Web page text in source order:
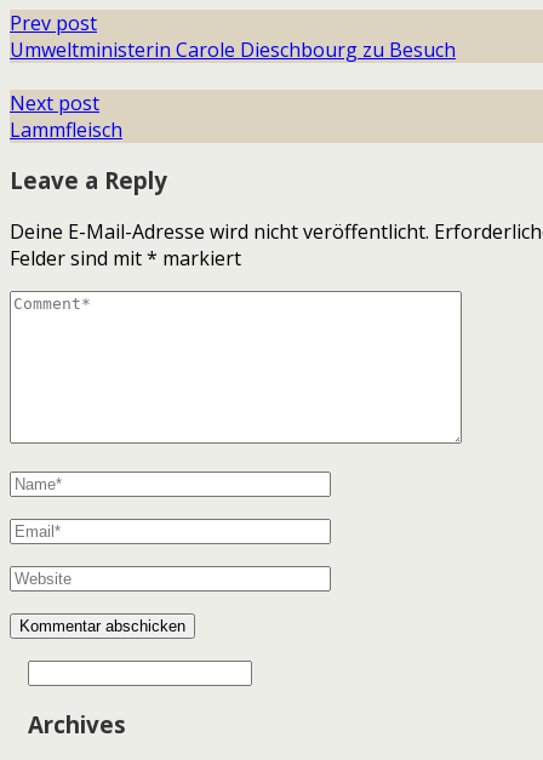
Prev post
Umweltministerin Carole Dieschbourg zu Besuch
Next post
Lammfleisch
Leave a Reply
Deine E-Mail-Adresse wird nicht veröffentlicht.
Felder sind mit* markiert
Archives